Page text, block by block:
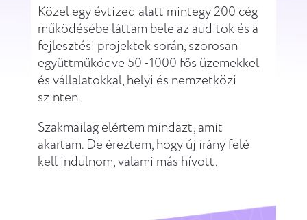
Közel egy évtized alatt mintegy 200 cég
működésébe láttam bele az auditok és a
fejlesztési projektek során, szorosan
együttműködve 50 -1000 fős üzemekkel
és vállalatokkal, helyi és nemzetközi
szinten.
Szakmailag elértem mindazt, amit
akartam. De éreztem, hogy új irány felé
kell indulnom, valami más hívott.